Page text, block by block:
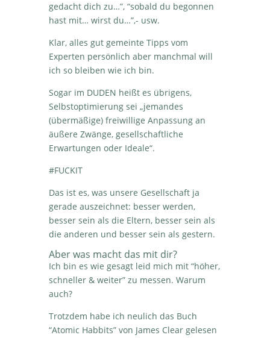
gedacht dich zu…”, “sobald du begonnen
hast mit… wirst du…”,- usw.
Klar, alles gut gemeinte Tipps vom
Experten persönlich aber manchmal will
ich so bleiben wie ich bin.
Sogar im DUDEN heißt es übrigens,
Selbstoptimierung sei „jemandes
(übermäßige) freiwillige Anpassung an
äußere Zwänge, gesellschaftliche
Erwartungen oder Ideale“.
#FUCKIT
Das ist es, was unsere Gesellschaft ja
gerade auszeichnet: besser werden,
besser sein als die Eltern, besser sein als
die anderen und besser sein als gestern.
Aber was macht das mit dir?
Ich bin es wie gesagt leid mich mit “höher,
schneller & weiter” zu messen. Warum
auch?
Trotzdem habe ich neulich das Buch
“Atomic Habbits” von James Clear gelesen